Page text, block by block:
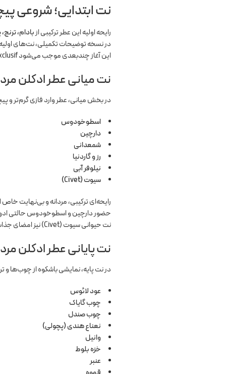
نت ابتدایی؛ شروعی
رایحه اولیه این عطر ترکیبی ازبادام،
در نسخه توضیحات تکمیلی، نت‌های
این آغاز چندبعدی موجب می‌شود Layton Exclusif از همان لحظه اول، حسی لوکس و جدی داشته باشد.
نت میانی عطر ادکلن
در بخش میانی، عطر وارد فازی گرم‌تر و
اسطوخودوس
دارچین
شمعدانی
رز و گاردنیا
نیلوفر آبی
سیوت (Civet)
رایحه‌ای ترکیبی، مردانه و بی‌نهایت
حضور دارچین و اسطوخودوس حالتی
نت حیوانی سیوت (Civet) نیز امضای جذاب عطرهای نیش را به ترکیب اضافه کرده و عطری اغواگر و قدرتمند خلق می‌کند.
نت پایانی عطر ادکلن
در نت پایه، نمایشی باشکوه از چوب‌ها
عود لائوس
چوب گایاک
چوب صندل
نعناع هندی (پچولی)
وانیل
خزه بلوط
عنبر